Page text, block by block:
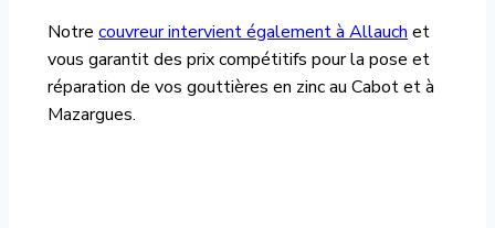
Notre couvreur intervient également à Allauch et
vous garantit des prix compétitifs pour la pose et
réparation de vos gouttières en zinc au Cabot et à
Mazargues.